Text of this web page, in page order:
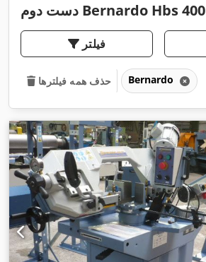
دست دوم Bernardo Hbs 400
فیلتر
حذف همه فیلترها Bernardo